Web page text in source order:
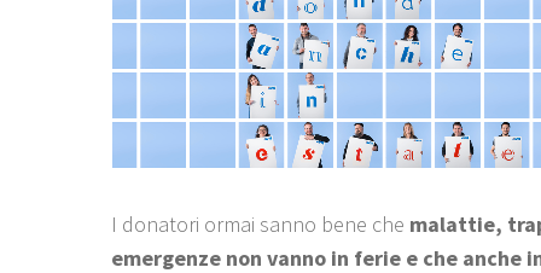
I donatori ormai sanno bene che malattie,
emergenze non vanno in ferie e che anche